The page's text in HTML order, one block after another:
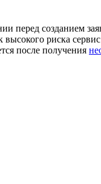
перед созданием
риска
после получения